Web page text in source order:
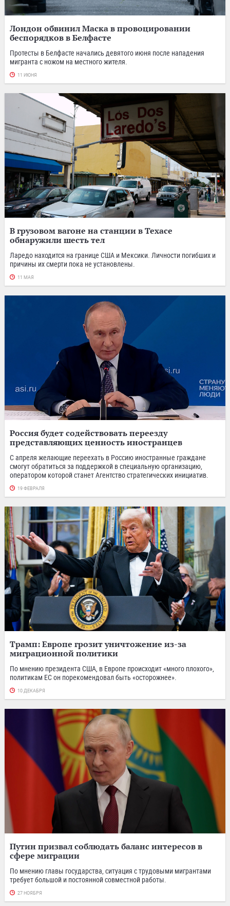
Лондон обвинил Маска в провоцировании
беспорядков в Белфасте
Протесты в Белфасте начались девятого июня после нападения
мигранта с ножом на местного жителя.
11 ИЮНЯ
В грузовом вагоне на станции в Техасе
обнаружили шесть тел
Ларедо находится на границе США и Мексики. Личности погибших и
причины их смерти пока не установлены.
11 МАЯ
Россия будет содействовать переезду
представляющих ценность иностранцев
С апреля желающие переехать в Россию иностранные граждане
смогут обратиться за поддержкой в специальную организацию,
оператором которой станет Агентство стратегических инициатив.
19 ФЕВРАЛЯ
Трамп: Европе грозит уничтожение из-за
миграционной политики
По мнению президента США, в Европе происходит «много плохого»,
политикам ЕС он порекомендовал быть «осторожнее».
10 ДЕКАБРЯ
Путин призвал соблюдать баланс интересов в
сфере миграции
По мнению главы государства, ситуация с трудовыми мигрантами
требует большой и постоянной совместной работы.
27 НОЯБРЯ